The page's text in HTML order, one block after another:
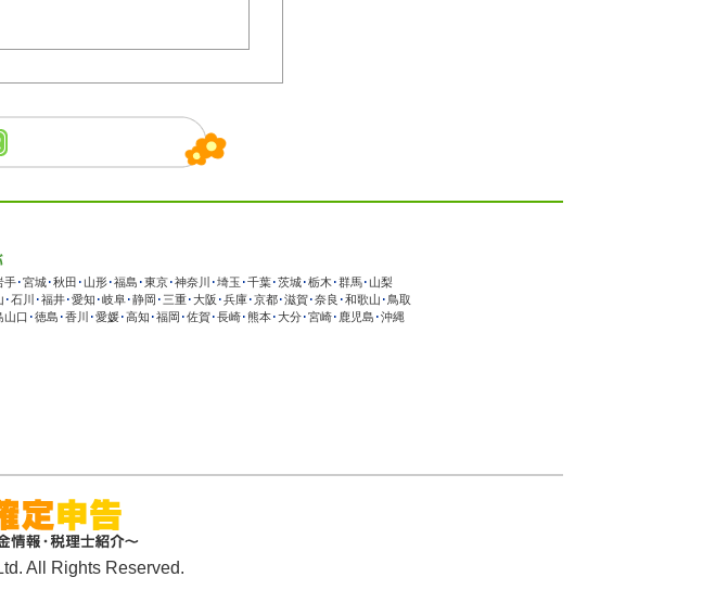
手･宮城･秋田 ･ 山形･福島 ･東京･神奈川 ･埼玉 ･千葉･茨城･栃木 ･群馬･ 山梨
･石川 ･福井･愛知 ･岐阜･静岡 ･ 三重･大阪 ･兵庫･京都･滋賀･奈良 ･和歌山 ･ 鳥取
山口 ･徳島 ･香川 ･愛媛･高知 ･福岡 ･佐賀･長崎･熊本･大分･宮崎･ 鹿児島 ･沖縄
All Rights Reserved.